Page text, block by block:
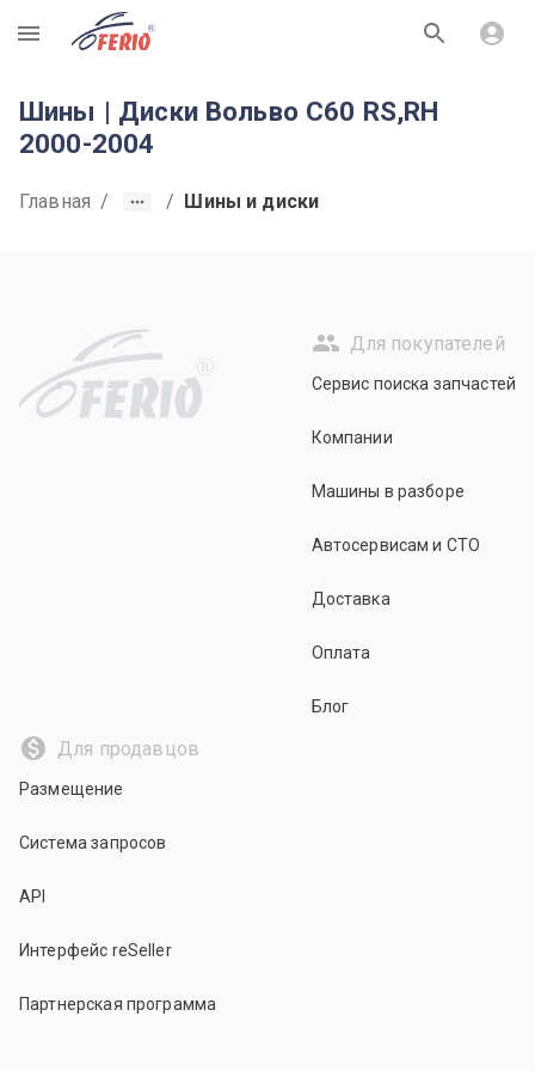
R
Шины | Диски Вольво С60 RS,RH
2000-2004
Главная / / Шины и диски
R
Для покупателей
Сервис поиска запчастей
Компании
Машины в разборе
Автосервисам и СТО
Доставка
Оплата
Блог
Для продавцов
Размещение
Система запросов
API
Интерфейс reSeller
Партнерская программа